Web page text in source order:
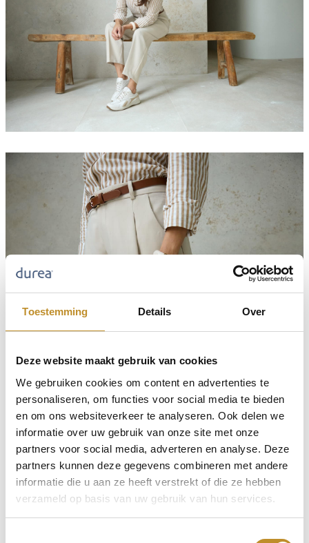
Toestemming Details Over
Deze website maakt gebruik van cookies
We gebruiken cookies om content en advertenties te
personaliseren, om functies voor social media te bieden
en om ons websiteverkeer te analyseren. Ook delen we
informatie over uw gebruik van onze site met onze
partners voor social media, adverteren en analyse. Deze
partners kunnen deze gegevens combineren met andere
informatie die u aan ze heeft verstrekt of die ze hebben
verzameld op basis van uw gebruik van hun services.